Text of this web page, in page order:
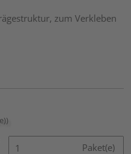
zum Verkleben
Paket(e)